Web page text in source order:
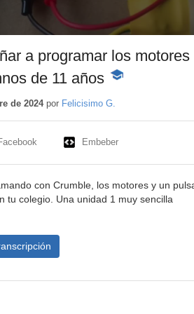
a programar los
de 11 años -
educativo
de 2024por Felicisimo G.
Embeber
con Crumble, los motores y un
tu colegio. Una unidad 1 muy sencilla